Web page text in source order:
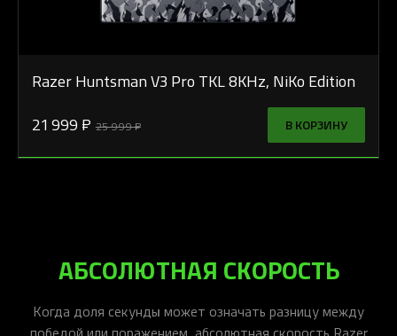
Razer Huntsman V3 Pro TKL 8KHz, NiKo Edition
21 999 ₽ 25 999 ₽ В КОРЗИНУ
АБСОЛЮТНАЯ СКОРОСТЬ
Когда доля секунды может означать разницу между